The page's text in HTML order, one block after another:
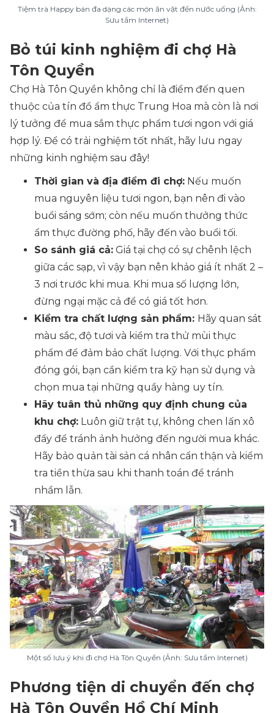
Tiệm trà Happy bán đa dạng các món ăn vặt đến nước uống (Ảnh:
Sưu tầm Internet)
Bỏ túi kinh nghiệm đi chợ Hà
Tôn Quyền
Chợ Hà Tôn Quyền không chỉ là điểm đến quen
thuộc của tín đồ ẩm thực Trung Hoa mà còn là nơi
lý tưởng để mua sắm thực phẩm tươi ngon với giá
hợp lý. Để có trải nghiệm tốt nhất, hãy lưu ngay
những kinh nghiệm sau đây!
Thời gian và địa điểm đi chợ: Nếu muốn
mua nguyên liệu tươi ngon, bạn nên đi vào
buổi sáng sớm; còn nếu muốn thưởng thức
ẩm thực đường phố, hãy đến vào buổi tối.
So sánh giá cả: Giá tại chợ có sự chênh lệch
giữa các sạp, vì vậy bạn nên khảo giá ít nhất 2 –
3 nơi trước khi mua. Khi mua số lượng lớn,
đừng ngại mặc cả để có giá tốt hơn.
Kiểm tra chất lượng sản phẩm: Hãy quan sát
màu sắc, độ tươi và kiểm tra thử mùi thực
phẩm để đảm bảo chất lượng. Với thực phẩm
đóng gói, bạn cần kiểm tra kỹ hạn sử dụng và
chọn mua tại những quầy hàng uy tín.
Hãy tuân thủ những quy định chung của
khu chợ: Luôn giữ trật tự, không chen lấn xô
đẩy để tránh ảnh hưởng đến người mua khác.
Hãy bảo quản tài sản cá nhân cẩn thận và kiểm
tra tiền thừa sau khi thanh toán để tránh
nhầm lẫn.
Một số lưu ý khi đi chợ Hà Tôn Quyền (Ảnh: Sưu tầm Internet)
Phương tiện di chuyển đến chợ
Hà Tôn Quyền Hồ Chí Minh